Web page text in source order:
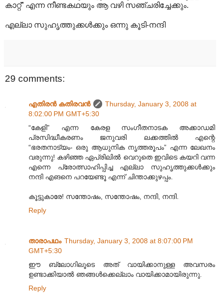
കാറ്റ്” എന്ന നീണ്ടകഥയും ആ വഴി സഞ്ചരിച്ചേക്കും.
എല്ലാ സുഹൃത്തുക്കള്‍ക്കും ഒന്നു കൂടി-നന്ദി
29 comments:
എതിരന്‍ കതിരവന്‍
Thursday, January 3, 2008 at
8:02:00 PM GMT+5:30
“കേളി” എന്ന കേരള സംഗീതനാടക അക്കാഡമി
പ്രസിദ്ധീകരണം ജനുവരി ലക്കത്തില്‍ എന്റെ
“ഭരതനാട്യം- ഒരു ആധുനിക നൃത്തരൂപം” എന്ന ലേഖനം
വരുന്നു! കഴിഞ്ഞ ഏപ്രിലില്‍ വെറുതെ ഇവിടെ കയറി വന്ന
എന്നെ പ്രോത്സാഹിപ്പിച്ച എല്ലാ സുഹൃത്തുക്കള്‍ക്കും
നന്ദി എങനെ പറയേണ്ടൂ എന്ന് ചിന്താക്കുഴപ്പം.
കൂട്ടുകാരേ! സന്തോഷം, സന്തോഷം, നന്ദി, നന്ദി.
Reply
താരാപഥം Thursday, January 3, 2008 at 8:07:00 PM
GMT+5:30
ഈ ബ്ലോഗിലൂടെ അത്‌ വായിക്കാനുള്ള അവസരം
ഉണ്ടാക്കിയാല്‍ ഞങ്ങള്‍ക്കെല്ലാം വായിക്കാമായിരുന്നു.
Reply